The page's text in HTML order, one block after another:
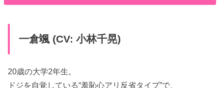
一倉颯 (CV: 小林千晃)
20歳の大学2年生。
ドジを自覚している“羞恥心アリ反省タイプ”で、